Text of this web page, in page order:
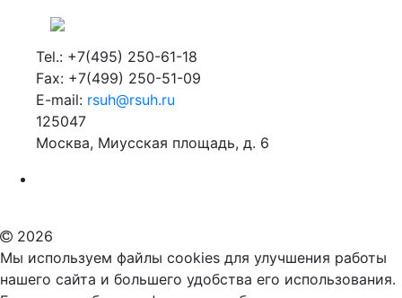
Tel.: +7(495) 250-61-18
Fax: +7(499) 250-51-09
E-mail: rsuh@rsuh.ru
125047
Москва, Миусская площадь, д. 6
2026
Мы используем файлы cookies для улучшения работы
нашего сайта и большего удобства его использования.